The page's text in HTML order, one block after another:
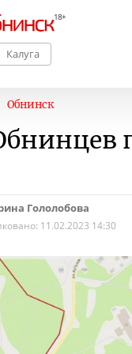
Калуга
Обнинск
Гололобова
11.02.2023 14:30